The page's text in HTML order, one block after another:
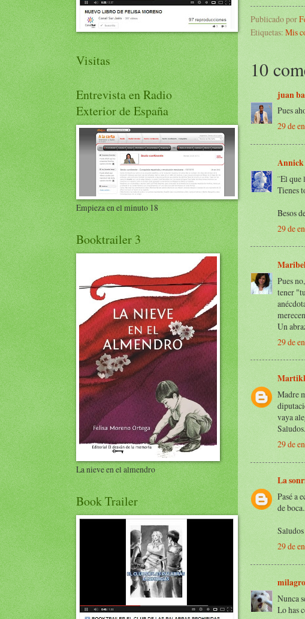
Publicado por
Etiquetas: Mis
10
juan
Pues
29 de
Annick
¨El que
Tienes
Besos
29 de
Pues
tener
Un
29 de
Madre
vaya
Saludos.
29 de
La
Pasé a
de
29 de
Nunca
Lo has
Visitas
Entrevista en Radio
Exterior de España
Empieza en el minuto 18
Booktrailer 3
La nieve en el almendro
Book Trailer